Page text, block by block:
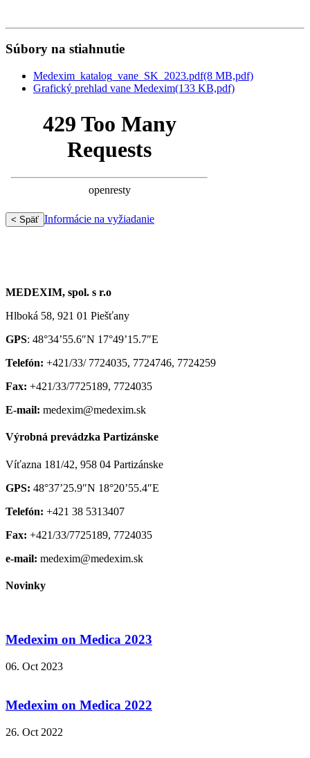
Súbory na stiahnutie
Medexim_katalog_vane_SK_2023.pdf(8 MB,pdf)
Grafický prehlad vane Medexim(133 KB,pdf)
< Späť Informácie na vyžiadanie
MEDEXIM, spol. s r.o
Hlboká 58, 921 01 Piešťany
GPS: 48°34’55.6″N 17°49’15.7″E
Telefón: +421/33/ 7724035, 7724746, 7724259
Fax: +421/33/7725189, 7724035
E-mail: medexim@medexim.sk
Výrobná prevádzka Partizánske
Víťazna 181/42, 958 04 Partizánske
GPS: 48°37’25.9″N 18°20’55.4″E
Telefón: +421 38 5313407
Fax: +421/33/7725189, 7724035
e-mail: medexim@medexim.sk
Novinky
Medexim on Medica 2023
06. Oct 2023
Medexim on Medica 2022
26. Oct 2022